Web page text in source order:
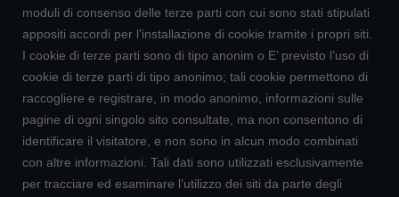
moduli di consenso delle terze parti con cui sono stati stipulati
appositi accordi per l’installazione di cookie tramite i propri siti.
I cookie di terze parti sono di tipo anonim o E’ previsto l’uso di
cookie di terze parti di tipo anonimo; tali cookie permettono di
raccogliere e registrare, in modo anonimo, informazioni sulle
pagine di ogni singolo sito consultate, ma non consentono di
identificare il visitatore, e non sono in alcun modo combinati
con altre informazioni. Tali dati sono utilizzati esclusivamente
per tracciare ed esaminare l’utilizzo dei siti da parte degli